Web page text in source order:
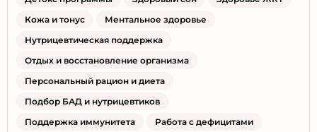
Кожа и тонус
Ментальное здоровье
Нутрицевтическая поддержка
Отдых и восстановление организма
Персональный рацион и диета
Подбор БАД и нутрицевтиков
Поддержка иммунитета
Работа с дефицитами